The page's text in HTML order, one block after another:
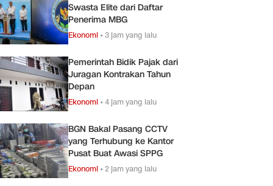
Swasta Elite dari Daftar
Penerima MBG
Ekonomi •3 jam yang lalu
Pemerintah Bidik Pajak dari
Juragan Kontrakan Tahun
Depan
Ekonomi •4 jam yang lalu
BGN Bakal Pasang CCTV
yang Terhubung ke Kantor
Pusat Buat Awasi SPPG
Ekonomi •2 jam yang lalu